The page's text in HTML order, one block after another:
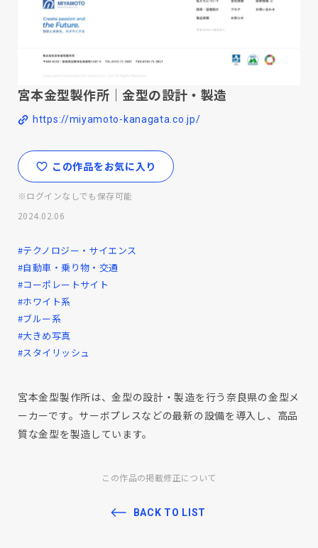
宮本金型製作所｜金型の設計・製造
https://miyamoto-kanagata.co.jp/
この作品をお気に入り
※ログインなしでも保存可能
2024.02.06
#テクノロジー・サイエンス
#自動車・乗り物・交通
#コーポレートサイト
#ホワイト系
#ブルー系
#大きめ写真
#スタイリッシュ
宮本金型製作所は、金型の設計・製造を行う奈良県の金型メ
ーカーです。サーボプレスなどの最新の設備を導入し、高品
質な金型を製造しています。
この作品の掲載修正について
BACK TO LIST